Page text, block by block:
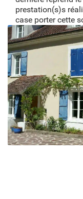
prestation(s)s
case porter cette